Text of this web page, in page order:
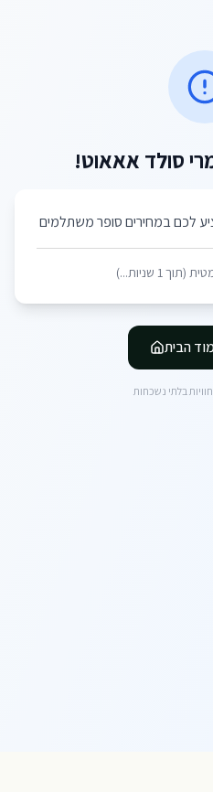
סולד אאאוט!
לכם במחירים סופר משתלמים
(תוך 1 שניות...)
הבית